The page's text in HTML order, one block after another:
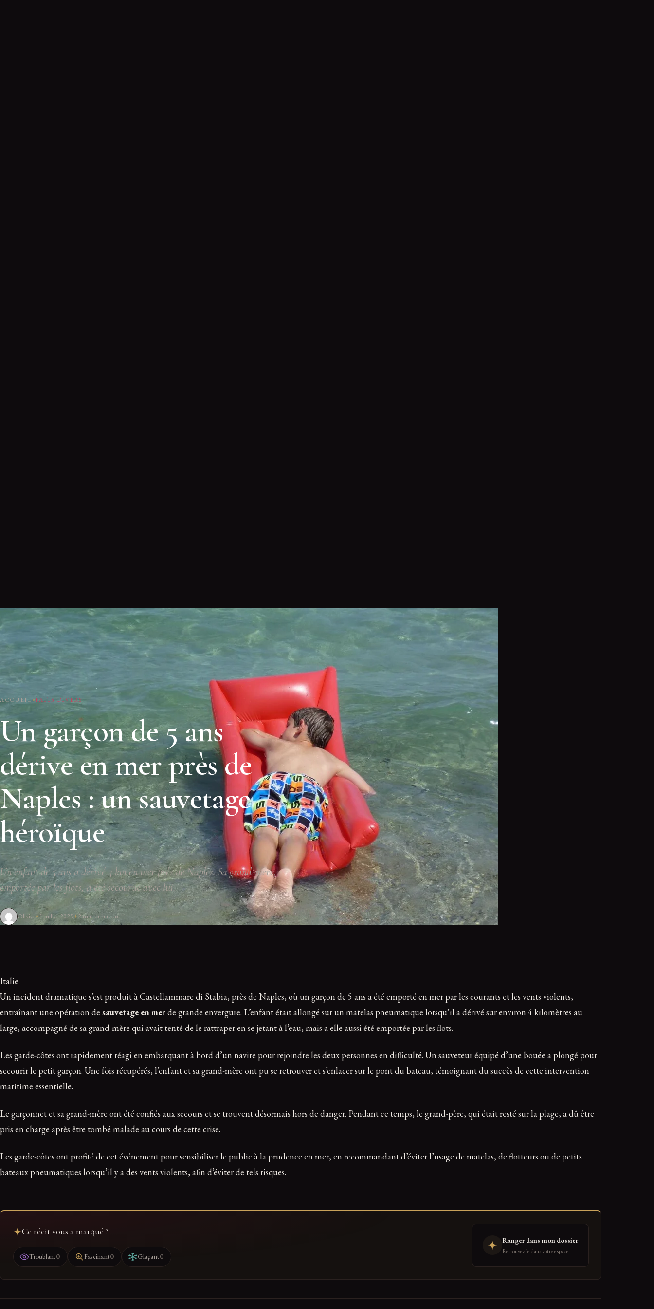
ACCUEIL FAITS DIVERS
Un garçon de 5 ans
dérive en mer près de
Naples : un sauvetage
héroïque
Un enfant de 5 ans a dérivé 4 km en mer près de Naples. Sa grand-mère,
emportée par les flots, a été secourue avec lui.
Olivier 1 juillet 2025 2 min de lecture
Italie
Un incident dramatique s’est produit à Castellammare di Stabia, près de Naples, où un garçon de 5 ans a été emporté en mer par les courants et les vents violents,
entraînant une opération de sauvetage en merde grande envergure. L’enfant était allongé sur un matelas pneumatique lorsqu’il a dérivé sur environ 4 kilomètres au
large, accompagné de sa grand-mère qui avait tenté de le rattraper en se jetant à l’eau, mais a elle aussi été emportée par les flots.
Les garde-côtes ont rapidement réagi en embarquant à bord d’un navire pour rejoindre les deux personnes en difficulté. Un sauveteur équipé d’une bouée a plongé pour
secourir le petit garçon. Une fois récupérés, l’enfant et sa grand-mère ont pu se retrouver et s’enlacer sur le pont du bateau, témoignant du succès de cette intervention
maritime essentielle.
Le garçonnet et sa grand-mère ont été confiés aux secours et se trouvent désormais hors de danger. Pendant ce temps, le grand-père, qui était resté sur la plage, a dû être
pris en charge après être tombé malade au cours de cette crise.
Les garde-côtes ont profité de cet événement pour sensibiliser le public à la prudence en mer, en recommandant d’éviter l’usage de matelas, de flotteurs ou de petits
bateaux pneumatiques lorsqu’il y a des vents violents, afin d’éviter de tels risques.
Ce récit vous a marqué ?
Troublant0 Fascinant0 Glaçant0
Ranger dans mon dossier
Retrouvez-le dans votre espace